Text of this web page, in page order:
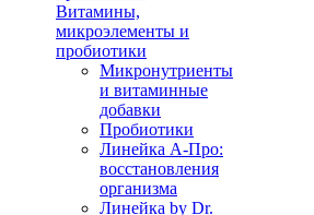
Витамины,
микроэлементы и
пробиотики
Микронутриенты
и витаминные
добавки
Пробиотики
Линейка А-Про:
восстановления
организма
Линейка by Dr.